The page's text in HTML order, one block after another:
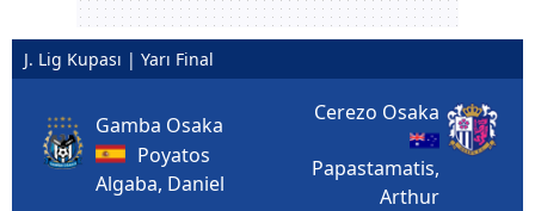
J. Lig Kupası | Yarı Final
Gamba Osaka
Poyatos
Algaba, Daniel
Cerezo Osaka
Papastamatis,
Arthur